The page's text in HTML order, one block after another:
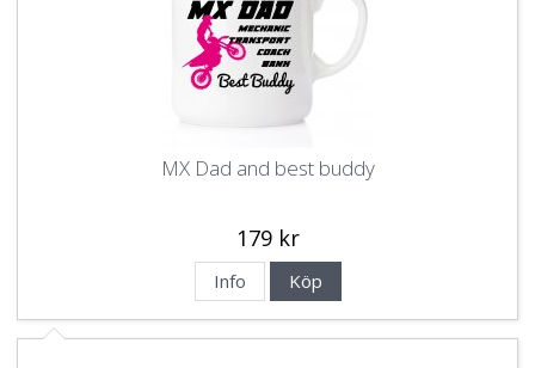
MX Dad and best buddy
179 kr
Info Köp